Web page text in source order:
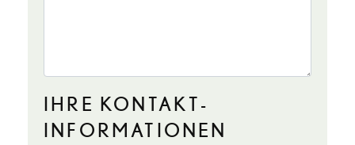
IHRE KONTAKT­
INFORMATIONEN